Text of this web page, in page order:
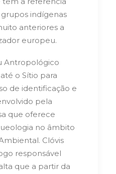
indígenas
anteriores a
europeu.
Antropológico
o Sítio para
de identificação e
pela
que oferece
no âmbito
Clóvis
responsável
que a partir da